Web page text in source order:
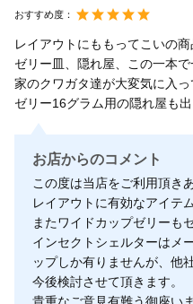
おすすめ度：
レイアウトにももってこいの商
ゼリー皿、隠れ屋、この一本で
家のクワガタ達が大変気に入っ
ゼリー16グラム用の隠れ屋も出
お店からのコメント
この度は当店をご利用頂き
レイアウトに有効なアイテ
またワイドカップゼリーも
インセクトシェルターはメ
ップしか有りませんが、他
今後検討させて頂きます。